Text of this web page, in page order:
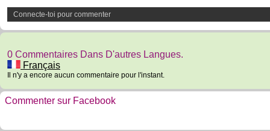
Connecte-toi pour commenter
0 Commentaires Dans D'autres Langues.
Français
Il n'y a encore aucun commentaire pour l'instant.
Commenter sur Facebook